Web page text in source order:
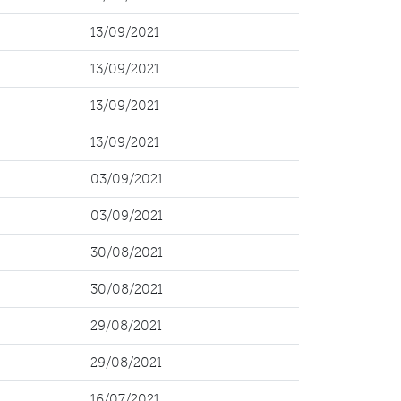
13/09/2021
13/09/2021
13/09/2021
13/09/2021
03/09/2021
03/09/2021
30/08/2021
30/08/2021
29/08/2021
29/08/2021